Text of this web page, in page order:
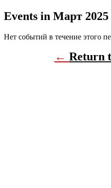
Events in Март 2025
Нет событий в течение этого
← Return